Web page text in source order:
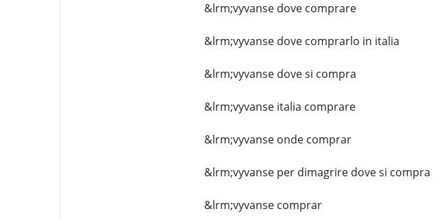
&lrm;vyvanse dove comprare
&lrm;vyvanse dove comprarlo in italia
&lrm;vyvanse dove si compra
&lrm;vyvanse italia comprare
&lrm;vyvanse onde comprar
&lrm;vyvanse per dimagrire dove si compra
&lrm;vyvanse comprar